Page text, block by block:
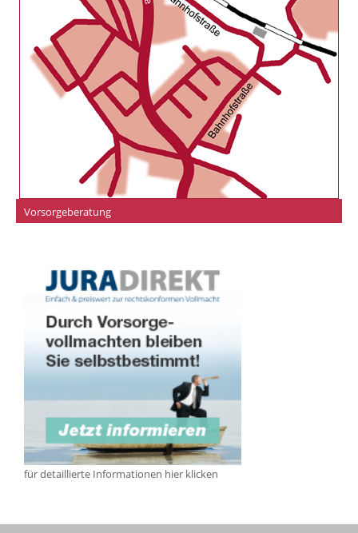
Vorsorgeberatung
für detaillierte Informationen hier klicken